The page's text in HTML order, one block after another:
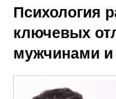
Психология
ключевых
мужчинами